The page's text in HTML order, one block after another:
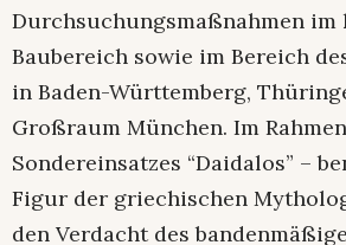
Durchsuchungsmaßnahmen im
Baubereich sowie im Bereich
in Baden-Württemberg,
Großraum München. Im
Sondereinsatzes “Daidalos” –
Figur der griechischen
den Verdacht des